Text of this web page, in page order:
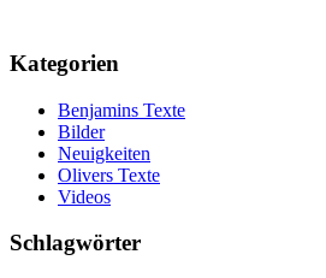
Kategorien
Benjamins Texte
Bilder
Neuigkeiten
Olivers Texte
Videos
Schlagwörter